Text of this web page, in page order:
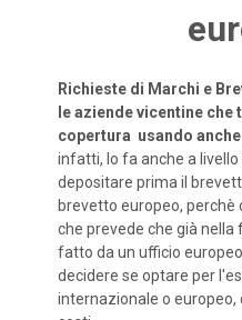
Richieste di Marchi e
le aziende vicentine
copertura usando
infatti, lo fa anche a livello
depositare prima il
brevetto europeo,
che prevede che già
fatto da un ufficio
decidere se optare per
internazionale o